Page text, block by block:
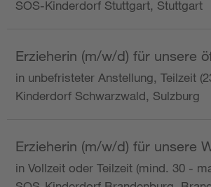
SOS-Kinderdorf Stuttgart, Stuttgart
Erzieherin (m/w/d) für unsere
in unbefristeter Anstellung, Teilzeit
Kinderdorf Schwarzwald, Sulzburg
Erzieherin (m/w/d) für unsere
in Vollzeit oder Teilzeit (mind. 30 -